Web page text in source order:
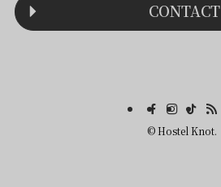
CONTACT
©Hostel Knot.